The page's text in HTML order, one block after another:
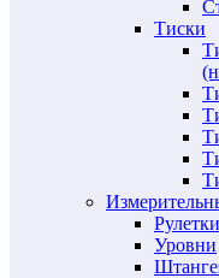
Тиски
Рулетки
Уровни